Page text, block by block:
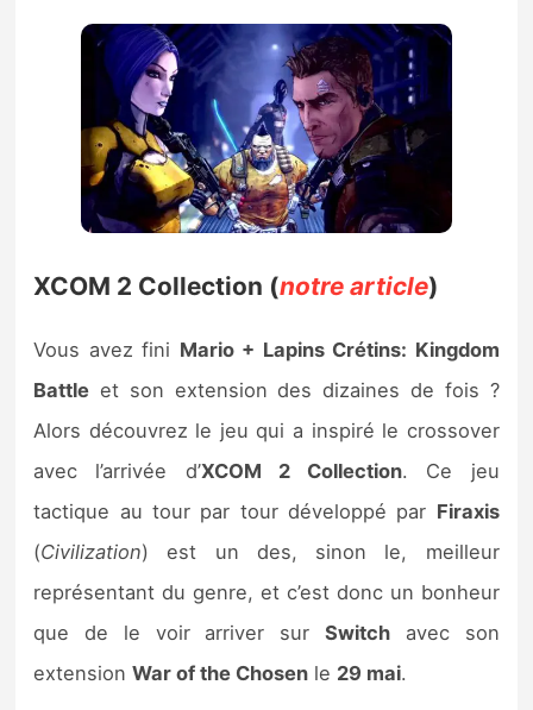
XCOM 2 Collection (notre article)
Vous avez fini Mario + Lapins Crétins: Kingdom
Battle et son extension des dizaines de fois ?
Alors découvrez le jeu qui a inspiré le crossover
avec l’arrivée d’XCOM 2 Collection. Ce jeu
tactique au tour par tour développé par Firaxis
(Civilization) est un des, sinon le, meilleur
représentant du genre, et c’est donc un bonheur
que de le voir arriver surSwitch avec son
extensionWar of the Chosen le 29 mai.